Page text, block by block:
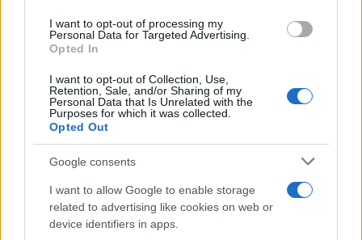
I want to opt-out of processing my
Personal Data for Targeted Advertising.
Opted In
I want to opt-out of Collection, Use,
Retention, Sale, and/or Sharing of my
Personal Data that Is Unrelated with the
Purposes for which it was collected.
Opted Out
Google consents
I want to allow Google to enable storage
related to advertising like cookies on web or
device identifiers in apps.
Πιο δημοφιλή
Κωνσταντίνος Αργυρός και Αλεξάνδρα
με τα δύο παιδιά τους
Ελίζαμπεθ Ελέτσι και Νεκτάριος Λεμονίδης
πήγαν στον Άγιο Νεκτάριο Βούλας για να
πάρουν την ευχή για τον γιο τους
Ηφαίστειο Σαντορίνης: Ένας 15χρονος που
μπορεί να αλλάξει τη χρονολογία της
προϊστορικής έκρηξης
Παρκαδόρος στο Ελαφονήσι συνελήφθη